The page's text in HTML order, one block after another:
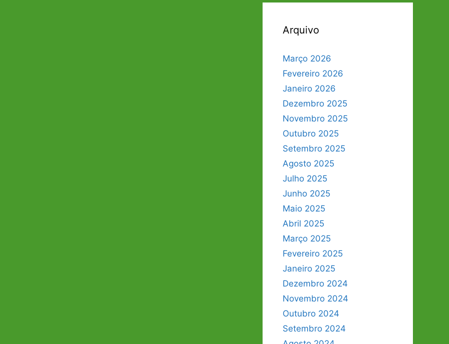
Arquivo
Março 2026
Fevereiro 2026
Janeiro 2026
Dezembro 2025
Novembro 2025
Outubro 2025
Setembro 2025
Agosto 2025
Julho 2025
Junho 2025
Maio 2025
Abril 2025
Março 2025
Fevereiro 2025
Janeiro 2025
Dezembro 2024
Novembro 2024
Outubro 2024
Setembro 2024